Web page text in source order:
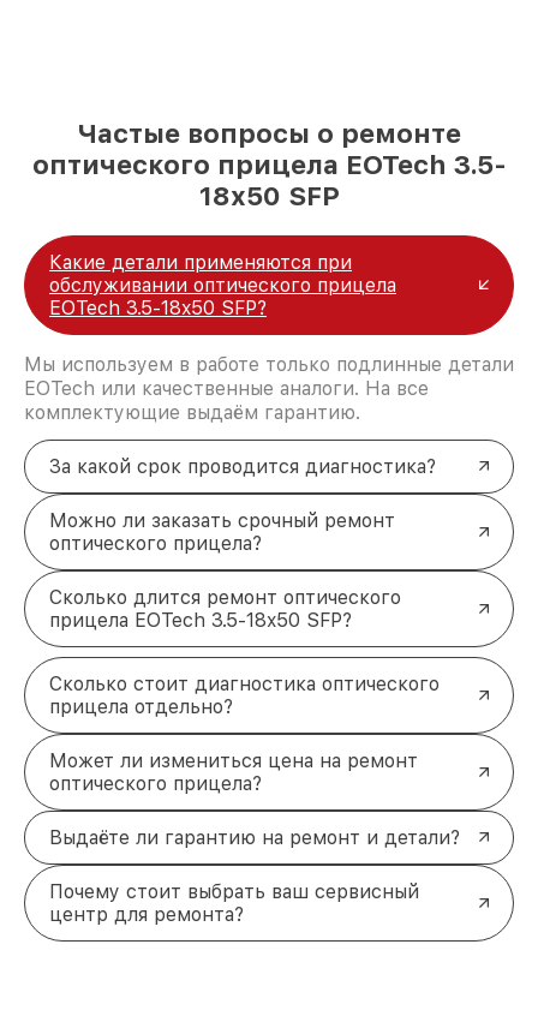
Частые вопросы о ремонте
оптического прицела EOTech 3.5-
18x50 SFP
Какие детали применяются при
обслуживании оптического прицела
EOTech 3.5-18x50 SFP?
Мы используем в работе только подлинные детали
EOTech или качественные аналоги. На все
комплектующие выдаём гарантию.
За какой срок проводится диагностика?
Можно ли заказать срочный ремонт
оптического прицела?
Сколько длится ремонт оптического
прицела EOTech 3.5-18x50 SFP?
Сколько стоит диагностика оптического
прицела отдельно?
Может ли измениться цена на ремонт
оптического прицела?
Выдаёте ли гарантию на ремонт и детали?
Почему стоит выбрать ваш сервисный
центр для ремонта?